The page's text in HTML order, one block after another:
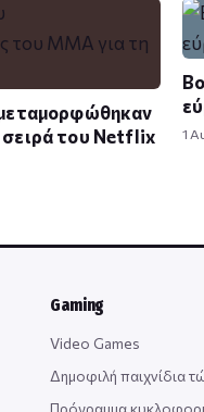
σειρά του Netflix
1
Gaming
Video Games
Δημοφιλή παιχνίδια
Πρόγραμμα